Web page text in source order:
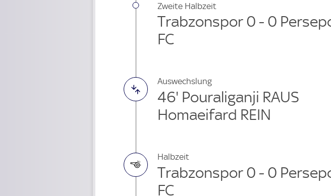
Zweite Halbzeit
Trabzonspor 0 - 0
FC
Auswechslung
46' Pouraliganji RAUS
Homaeifard REIN
Halbzeit
Trabzonspor 0 - 0
FC